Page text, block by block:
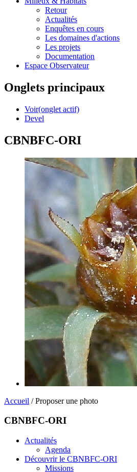
Retour
Actualités
Enquêtes en cours
Les domaines d'actions
Les projets
Documentation
Espace Observateur
Onglets principaux
Voir(onglet actif)
Devel
CBNBFC-ORI
Accueil / Proposer une photo
CBNBFC-ORI
Actualités
Agenda
Découvrir le CBNBFC-ORI
Missions